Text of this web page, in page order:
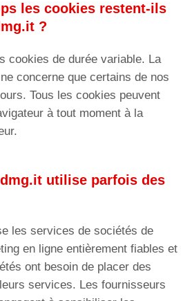
les cookies restent-ils
?
cookies de durée variable. La
concerne que certains de nos
Tous les cookies peuvent
à tout moment à la
utilise parfois des
les services de sociétés de
en ligne entièrement fiables et
ont besoin de placer des
services. Les fournisseurs